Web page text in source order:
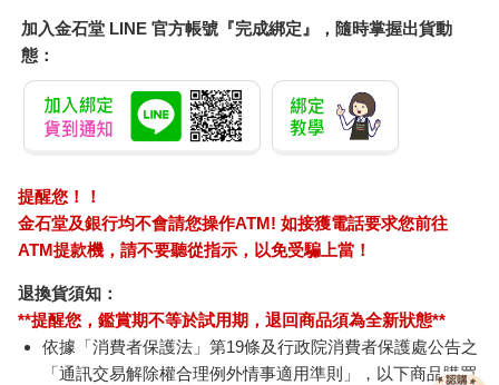
加入金石堂 LINE 官方帳號『完成綁定』，隨時掌握出貨動
態：
提醒您！！
金石堂及銀行均不會請您操作ATM! 如接獲電話要求您前往
ATM提款機，請不要聽從指示，以免受騙上當！
退換貨須知：
**提醒您，鑑賞期不等於試用期，退回商品須為全新狀態**
依據「消費者保護法」第19條及行政院消費者保護處公告之
「通訊交易解除權合理例外情事適用準則」，以下商品購買